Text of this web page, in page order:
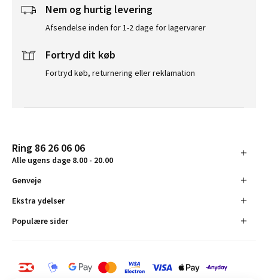
Nem og hurtig levering
Afsendelse inden for 1-2 dage for lagervarer
Fortryd dit køb
Fortryd køb, returnering eller reklamation
Ring 86 26 06 06
Alle ugens dage 8.00 - 20.00
Genveje
Ekstra ydelser
Populære sider